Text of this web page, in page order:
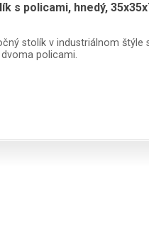
s policami, hnedý,
stolík v industriálnom štýle
policami.